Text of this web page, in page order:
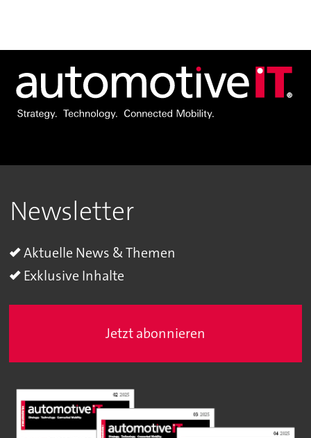
Newsletter
Aktuelle News & Themen
Exklusive Inhalte
Jetzt abonnieren